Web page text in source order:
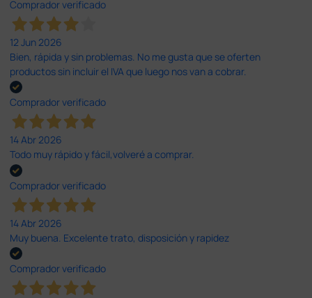
Comprador verificado
12 Jun 2026
Bien, rápida y sin problemas. No me gusta que se oferten
productos sin incluir el IVA que luego nos van a cobrar.
Comprador verificado
14 Abr 2026
Todo muy rápido y fácil,volveré a comprar.
Comprador verificado
14 Abr 2026
Muy buena. Excelente trato, disposición y rapidez
Comprador verificado